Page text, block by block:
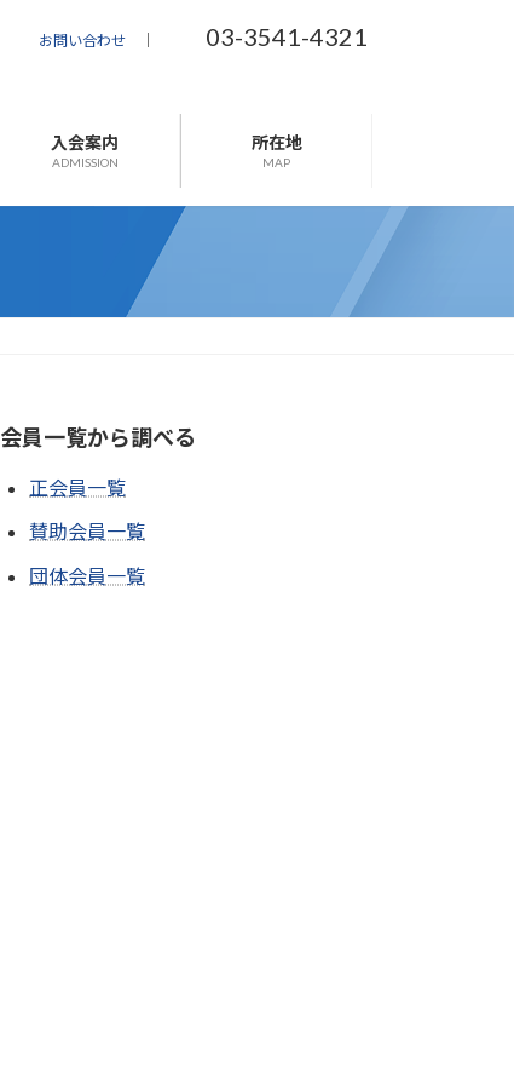
お問い合わせ｜ 03-3541-4321
入会案内
ADMISSION
所在地
MAP
会員一覧から調べる
正会員一覧
賛助会員一覧
団体会員一覧